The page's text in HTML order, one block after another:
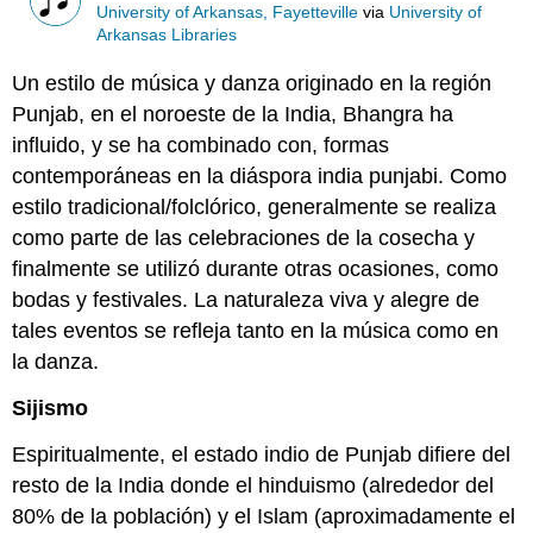
University of Arkansas, Fayetteville via University of
Arkansas Libraries
Un estilo de música y danza originado en la región
Punjab, en el noroeste de la India, Bhangra ha
influido, y se ha combinado con, formas
contemporáneas en la diáspora india punjabi. Como
estilo tradicional/folclórico, generalmente se realiza
como parte de las celebraciones de la cosecha y
finalmente se utilizó durante otras ocasiones, como
bodas y festivales. La naturaleza viva y alegre de
tales eventos se refleja tanto en la música como en
la danza.
Sijismo
Espiritualmente, el estado indio de Punjab difiere del
resto de la India donde el hinduismo (alrededor del
80% de la población) y el Islam (aproximadamente el